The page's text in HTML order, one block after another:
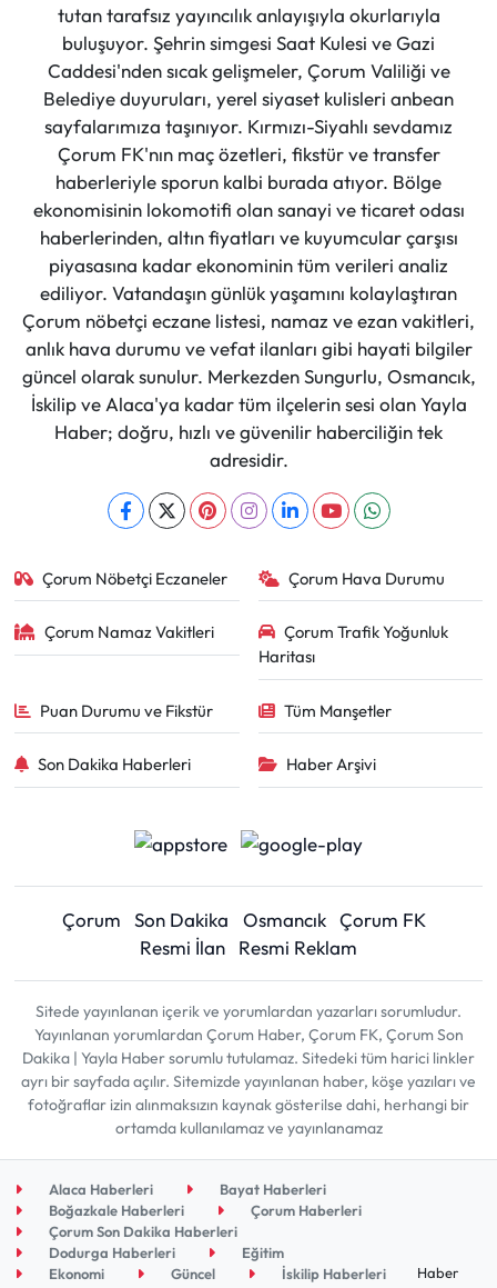
tutan tarafsız yayıncılık anlayışıyla okurlarıyla
buluşuyor. Şehrin simgesi Saat Kulesi ve Gazi
Caddesi'nden sıcak gelişmeler, Çorum Valiliği ve
Belediye duyuruları, yerel siyaset kulisleri anbean
sayfalarımıza taşınıyor. Kırmızı-Siyahlı sevdamız
Çorum FK'nın maç özetleri, fikstür ve transfer
haberleriyle sporun kalbi burada atıyor. Bölge
ekonomisinin lokomotifi olan sanayi ve ticaret odası
haberlerinden, altın fiyatları ve kuyumcular çarşısı
piyasasına kadar ekonominin tüm verileri analiz
ediliyor. Vatandaşın günlük yaşamını kolaylaştıran
Çorum nöbetçi eczane listesi, namaz ve ezan vakitleri,
anlık hava durumu ve vefat ilanları gibi hayati bilgiler
güncel olarak sunulur. Merkezden Sungurlu, Osmancık,
İskilip ve Alaca'ya kadar tüm ilçelerin sesi olan Yayla
Haber; doğru, hızlı ve güvenilir haberciliğin tek
adresidir.
Çorum Nöbetçi Eczaneler Çorum Hava Durumu
Çorum Namaz Vakitleri
Çorum Trafik Yoğunluk
Haritası
Puan Durumu ve Fikstür Tüm Manşetler
Son Dakika Haberleri Haber Arşivi
Çorum Son Dakika Osmancık Çorum FK
Resmi İlan
Resmi Reklam
Sitede yayınlanan içerik ve yorumlardan yazarları sorumludur.
Yayınlanan yorumlardan Çorum Haber, Çorum FK, Çorum Son
Dakika | Yayla Haber sorumlu tutulamaz. Sitedeki tüm harici linkler
ayrı bir sayfada açılır. Sitemizde yayınlanan haber, köşe yazıları ve
fotoğraflar izin alınmaksızın kaynak gösterilse dahi, herhangi bir
ortamda kullanılamaz ve yayınlanamaz
Alaca Haberleri
Bayat Haberleri
Boğazkale Haberleri
Çorum Haberleri
Çorum Son Dakika Haberleri
Dodurga Haberleri
Eğitim
Ekonomi
Güncel
İskilip Haberleri
Haber